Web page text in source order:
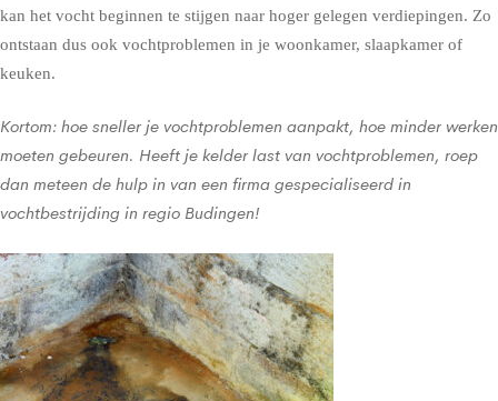
kan het vocht beginnen te stijgen naar hoger gelegen verdiepingen. Zo
ontstaan dus ook vochtproblemen in je woonkamer, slaapkamer of
keuken.
Kortom: hoe sneller je vochtproblemen aanpakt, hoe minder werken
moeten gebeuren. Heeft je kelder last van vochtproblemen, roep
dan meteen de hulp in van een firma gespecialiseerd in
vochtbestrijding in regio Budingen!